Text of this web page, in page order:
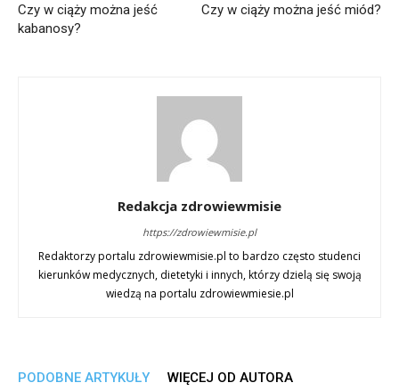
Czy w ciąży można jeść
kabanosy?
Czy w ciąży można jeść miód?
Redakcja zdrowiewmisie
https://zdrowiewmisie.pl
Redaktorzy portalu zdrowiewmisie.pl to bardzo często studenci
kierunków medycznych, dietetyki i innych, którzy dzielą się swoją
wiedzą na portalu zdrowiewmiesie.pl
PODOBNE ARTYKUŁY WIĘCEJ OD AUTORA